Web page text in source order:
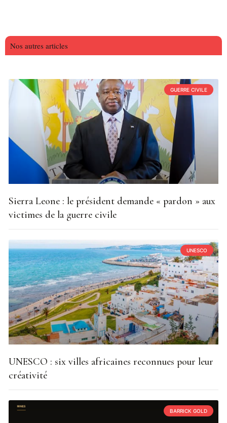
Nos autres articles
GUERRE CIVILE
Sierra Leone : le président demande « pardon » aux
victimes de la guerre civile
UNESCO
UNESCO : six villes africaines reconnues pour leur
créativité
BARRICK GOLD